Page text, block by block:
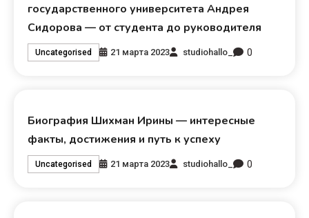
государственного университета Андрея
Сидорова — от студента до руководителя
Uncategorised 21 марта 2023 studiohallo_ 0
Биография Шихман Ирины — интересные
факты, достижения и путь к успеху
Uncategorised 21 марта 2023 studiohallo_ 0